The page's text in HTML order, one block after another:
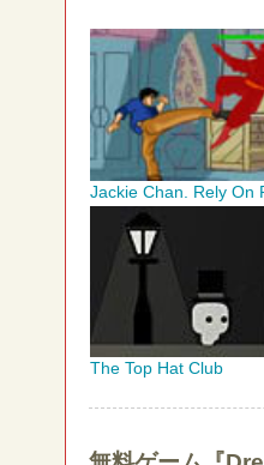
Jackie Chan. Rely On
The Top Hat Club